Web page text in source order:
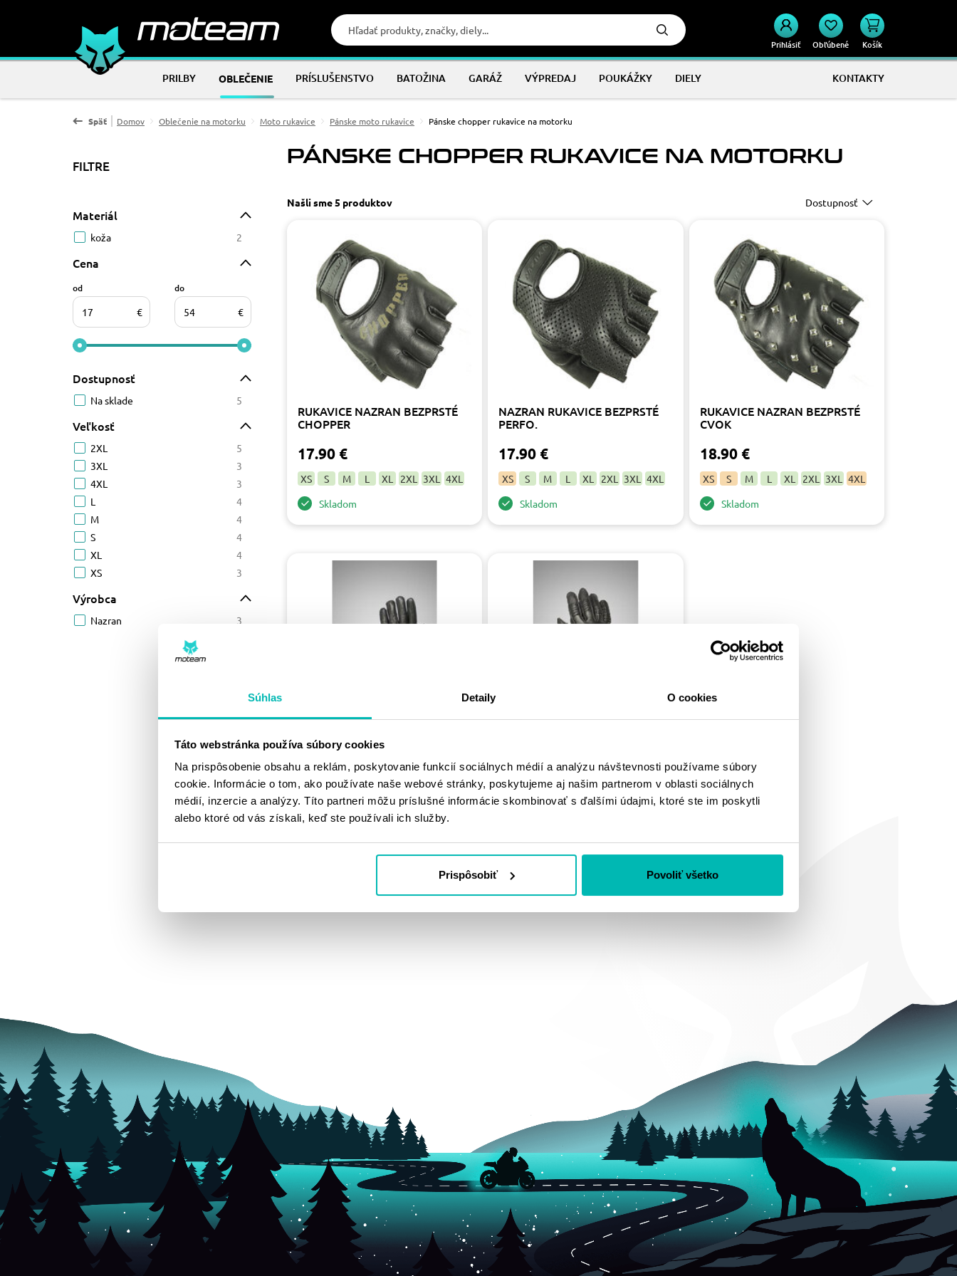
Súhlas Detaily O cookies
Táto webstránka používa súbory cookies
Na prispôsobenie obsahu a reklám, poskytovanie funkcií sociálnych médií a analýzu návštevnosti používame súbory
cookie. Informácie o tom, ako používate naše webové stránky, poskytujeme aj našim partnerom v oblasti sociálnych
médií, inzercie a analýzy. Títo partneri môžu príslušné informácie skombinovať s ďalšími údajmi, ktoré ste im poskytli
alebo ktoré od vás získali, keď ste používali ich služby.
Prispôsobiť Povoliť všetko
Prihlásiť Obľúbené Košík
PRILBY OBLEČENIE PRÍSLUŠENSTVO BATOŽINA GARÁŽ VÝPREDAJ POUKÁŽKY DIELY KONTAKTY
Späť Domov Oblečenie na motorku Moto rukavice Pánske moto rukavice Pánske chopper rukavice na motorku
FILTRE
Materiál
koža 2
Cena
€
od
€
do
Dostupnosť
Na sklade 5
Veľkosť
2XL
5
3XL
3
4XL
3
L
4
M
4
S
4
XL
4
XS
3
Výrobca
Nazran 3
PÁNSKE CHOPPER RUKAVICE NA MOTORKU
Našli sme5 produktov Dostupnosť
RUKAVICE NAZRAN BEZPRSTÉ
CHOPPER
17.90 €
XS S M L XL 2XL 3XL
4XL
Skladom
NAZRAN RUKAVICE BEZPRSTÉ
PERFO.
17.90 €
XS S M L XL 2XL 3XL
4XL
Skladom
RUKAVICE NAZRAN BEZPRSTÉ
CVOK
18.90 €
XS S M L XL 2XL 3XL
4XL
Skladom
TB RUKAVICE CHOPPER R-08
53.00 €
M L XL 2XL
Skladom
43.00 €
S
2XL